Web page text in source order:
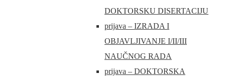
DOKTORSKU DISERTACIJU
prijava – IZRADA I
OBJAVLJIVANJE I/II/III
NAUČNOG RADA
prijava – DOKTORSKA